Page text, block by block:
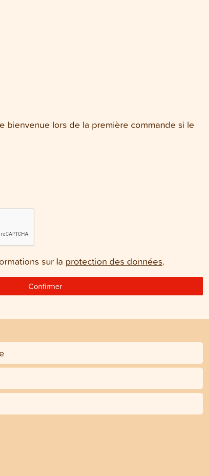
bienvenue lors de la première commande si le
sur la protection des données.
Confirmer